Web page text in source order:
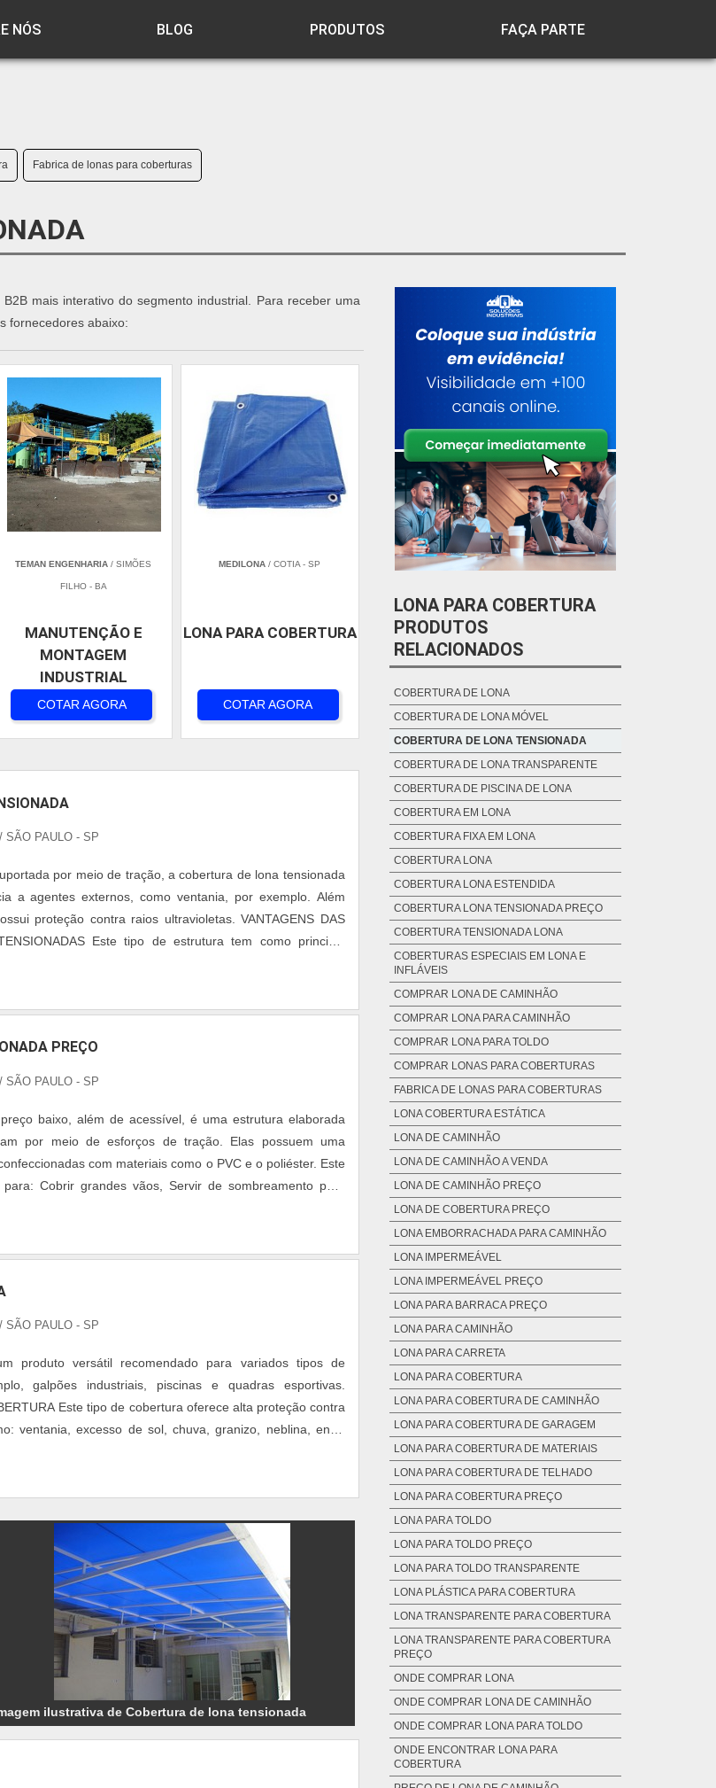
NÓS BLOG PRODUTOS FAÇA PARTE
Fabrica de lonas para coberturas
mais interativo do segmento industrial. Para receber uma
fornecedores abaixo:
TEMAN ENGENHARIA / SIMÕES
FILHO - BA
MANUTENÇÃO E
MONTAGEM
INDUSTRIAL
COTAR AGORA
MEDILONA / COTIA - SP
LONA PARA COBERTURA
COTAR AGORA
/ SÃO PAULO - SP
por meio de tração, a cobertura de lona tensionada
a agentes externos, como ventania, por exemplo. Além
proteção contra raios ultravioletas. VANTAGENS DAS
Este tipo de estrutura tem como principal
como elemento principal da cobertura que atua por meio
PREÇO
/ SÃO PAULO - SP
baixo, além de acessível, é uma estrutura elaborada
por meio de esforços de tração. Elas possuem uma
com materiais como o PVC e o poliéster. Este
Cobrir grandes vãos, Servir de sombreamento para
de produtos e materiais. VANTAGENS DA
/ SÃO PAULO - SP
produto versátil recomendado para variados tipos de
galpões industriais, piscinas e quadras esportivas.
Este tipo de cobertura oferece alta proteção contra
ventania, excesso de sol, chuva, granizo, neblina, entre
possui como principal característica a presença de
ilustrativa de Cobertura de lona tensionada
LONA PARA COBERTURA
PRODUTOS
RELACIONADOS
COBERTURA DE LONA
COBERTURA DE LONA MÓVEL
COBERTURA DE LONA TENSIONADA
COBERTURA DE LONA TRANSPARENTE
COBERTURA DE PISCINA DE LONA
COBERTURA EM LONA
COBERTURA FIXA EM LONA
COBERTURA LONA
COBERTURA LONA ESTENDIDA
COBERTURA LONA TENSIONADA PREÇO
COBERTURA TENSIONADA LONA
COBERTURAS ESPECIAIS EM LONA E
INFLÁVEIS
COMPRAR LONA DE CAMINHÃO
COMPRAR LONA PARA CAMINHÃO
COMPRAR LONA PARA TOLDO
COMPRAR LONAS PARA COBERTURAS
FABRICA DE LONAS PARA COBERTURAS
LONA COBERTURA ESTÁTICA
LONA DE CAMINHÃO
LONA DE CAMINHÃO A VENDA
LONA DE CAMINHÃO PREÇO
LONA DE COBERTURA PREÇO
LONA EMBORRACHADA PARA CAMINHÃO
LONA IMPERMEÁVEL
LONA IMPERMEÁVEL PREÇO
LONA PARA BARRACA PREÇO
LONA PARA CAMINHÃO
LONA PARA CARRETA
LONA PARA COBERTURA
LONA PARA COBERTURA DE CAMINHÃO
LONA PARA COBERTURA DE GARAGEM
LONA PARA COBERTURA DE MATERIAIS
LONA PARA COBERTURA DE TELHADO
LONA PARA COBERTURA PREÇO
LONA PARA TOLDO
LONA PARA TOLDO PREÇO
LONA PARA TOLDO TRANSPARENTE
LONA PLÁSTICA PARA COBERTURA
LONA TRANSPARENTE PARA COBERTURA
LONA TRANSPARENTE PARA COBERTURA
PREÇO
ONDE COMPRAR LONA
ONDE COMPRAR LONA DE CAMINHÃO
ONDE COMPRAR LONA PARA TOLDO
ONDE ENCONTRAR LONA PARA
COBERTURA